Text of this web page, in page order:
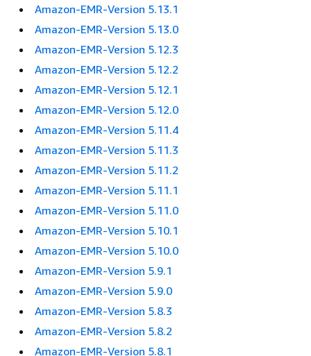
Amazon-EMR-Version 5.13.1
Amazon-EMR-Version 5.13.0
Amazon-EMR-Version 5.12.3
Amazon-EMR-Version 5.12.2
Amazon-EMR-Version 5.12.1
Amazon-EMR-Version 5.12.0
Amazon-EMR-Version 5.11.4
Amazon-EMR-Version 5.11.3
Amazon-EMR-Version 5.11.2
Amazon-EMR-Version 5.11.1
Amazon-EMR-Version 5.11.0
Amazon-EMR-Version 5.10.1
Amazon-EMR-Version 5.10.0
Amazon-EMR-Version 5.9.1
Amazon-EMR-Version 5.9.0
Amazon-EMR-Version 5.8.3
Amazon-EMR-Version 5.8.2
Amazon-EMR-Version 5.8.1